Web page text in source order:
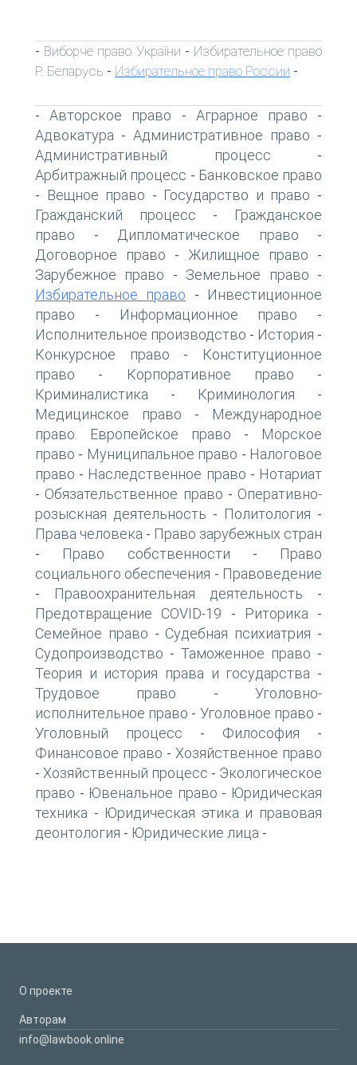
- Виборче право України - Избирательное право
Р. Беларусь - Избирательное право России -
-Авторское право - Аграрное право -
Адвокатура - Административное право -
Административный процесс -
Арбитражный процесс - Банковское право
- Вещное право - Государство и право -
Гражданский процесс -
Гражданское
право - Дипломатическое право -
Договорное право - Жилищное право -
Зарубежное право - Земельное право -
Избирательное право -
Инвестиционное
право - Информационное право -
Исполнительное производство - История -
Конкурсное право -
Конституционное
право - Корпоративное право -
Криминалистика - Криминология -
Медицинское право -
Международное
право. Европейское право -
Морское
право - Муниципальное право - Налоговое
право - Наследственное право - Нотариат
- Обязательственное право - Оперативно-
розыскная деятельность - Политология -
Права человека - Право зарубежных стран
- Право собственности -
Право
социального обеспечения - Правоведение
- Правоохранительная деятельность -
Предотвращение COVID-19 - Риторика -
Семейное право - Судебная психиатрия -
Судопроизводство - Таможенное право -
Теория и история права и государства -
Трудовое право -Уголовно-
исполнительное право - Уголовное право -
Уголовный процесс - Философия -
Финансовое право - Хозяйственное право
- Хозяйственный процесс - Экологическое
право - Ювенальное право - Юридическая
техника - Юридическая этика и правовая
деонтология - Юридические лица -
О проекте
Авторам
info@lawbook.online